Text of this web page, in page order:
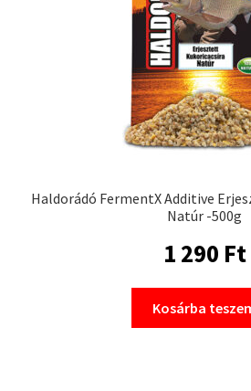
Haldorádó FermentX Additive
Natúr -500g
1 290 Ft
Kosárba